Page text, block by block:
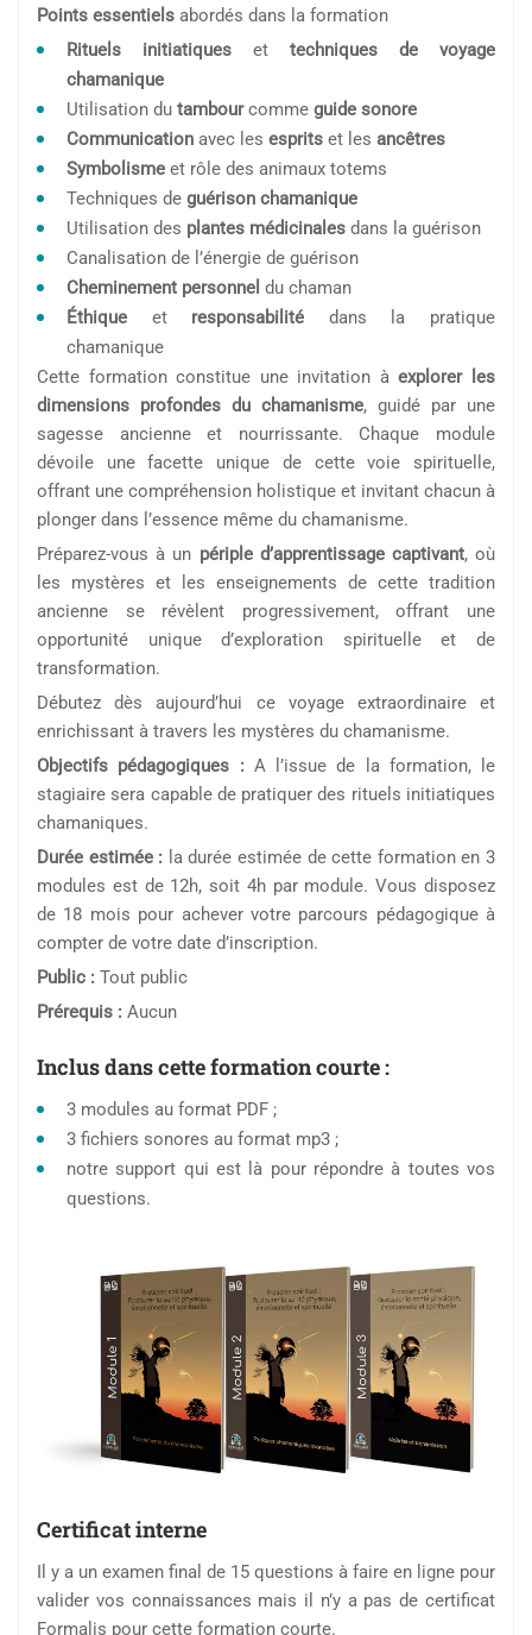
Points essentiels abordés dans la formation
Rituels initiatiques et techniques de voyage
chamanique
Utilisation du tambourcomme guide sonore
Communication avec les esprits et les ancêtres
Symbolisme et rôle des animaux totems
Techniques de guérison chamanique
Utilisation des plantes médicinales dans la guérison
Canalisation de l’énergie de guérison
Cheminement personnel du chaman
Éthique et responsabilité dans la pratique
chamanique
Cette formation constitue une invitation àexplorer les
dimensions profondes du chamanisme, guidé par une
sagesse ancienne et nourrissante. Chaque module
dévoile une facette unique de cette voie spirituelle,
offrant une compréhension holistique et invitant chacun à
plonger dans l’essence même du chamanisme.
Préparez-vous à un périple d’apprentissage captivant, où
les mystères et les enseignements de cette tradition
ancienne se révèlent progressivement, offrant une
opportunité unique d’exploration spirituelle et de
transformation.
Débutez dès aujourd’hui ce voyage extraordinaire et
enrichissant à travers les mystères du chamanisme.
Objectifs pédagogiques :A l’issue de la formation, le
stagiaire sera capable de pratiquer des rituels initiatiques
chamaniques.
Durée estimée : la durée estimée de cette formation en 3
modules est de 12h, soit 4h par module. Vous disposez
de 18 mois pour achever votre parcours pédagogique à
compter de votre date d’inscription.
Public : Tout public
Prérequis : Aucun
Inclus dans cette formation courte :
3 modules au format PDF ;
3 fichiers sonores au format mp3 ;
notre support qui est là pour répondre à toutes vos
questions.
Certificat interne
Il y a un examen final de 15 questions à faire en ligne pour
valider vos connaissances mais il n’y a pas de certificat
Formalis pour cette formation courte.